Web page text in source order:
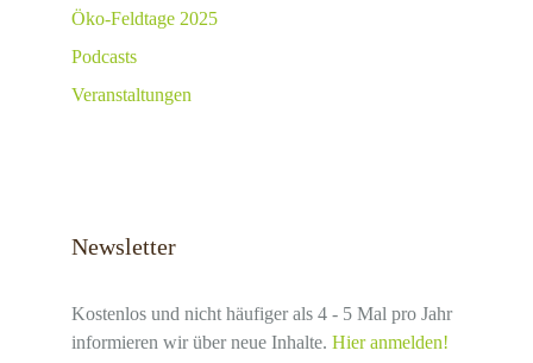
Öko-Feldtage 2025
Podcasts
Veranstaltungen
Newsletter
Kostenlos und nicht häufiger als 4 - 5 Mal pro Jahr
informieren wir über neue Inhalte. Hier anmelden!